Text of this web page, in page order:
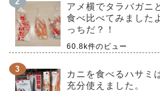
アメ横でタラバガニ
食べ比べてみました
っちだ？！
60.8k件のビュー
カニを食べるハサミ
充分使えました。